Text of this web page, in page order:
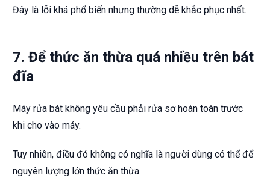
Đây là lỗi khá phổ biến nhưng thường dễ khắc phục nhất.
7. Để thức ăn thừa quá nhiều trên bát
đĩa
Máy rửa bát không yêu cầu phải rửa sơ hoàn toàn trước
khi cho vào máy.
Tuy nhiên, điều đó không có nghĩa là người dùng có thể để
nguyên lượng lớn thức ăn thừa.